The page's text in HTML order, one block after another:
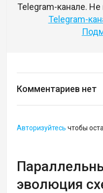
Telegram-канале.
Telegram-
Комментариев нет
Авторизуйтесь чтобы
эволюция